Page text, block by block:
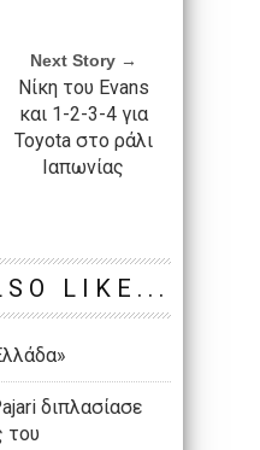
Next Story →
Νίκη του Evans
και 1-2-3-4 για
Toyota στο ράλι
Ιαπωνίας
LIKE...
διπλασίασε
του